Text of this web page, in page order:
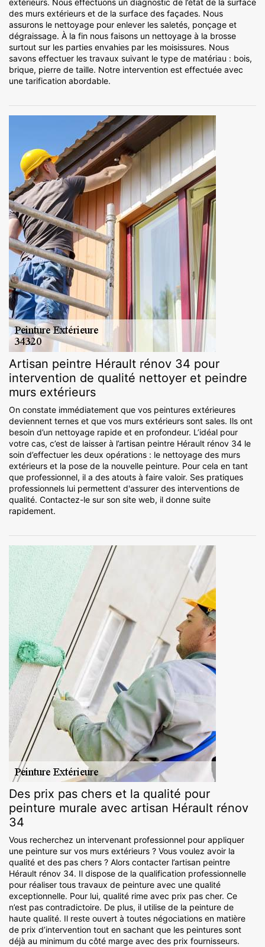
extérieurs. Nous effectuons un diagnostic de l’état de la surface
des murs extérieurs et de la surface des façades. Nous
assurons le nettoyage pour enlever les saletés, ponçage et
dégraissage. À la fin nous faisons un nettoyage à la brosse
surtout sur les parties envahies par les moisissures. Nous
savons effectuer les travaux suivant le type de matériau : bois,
brique, pierre de taille. Notre intervention est effectuée avec
une tarification abordable.
Artisan peintre Hérault rénov 34 pour
intervention de qualité nettoyer et peindre
murs extérieurs
On constate immédiatement que vos peintures extérieures
deviennent ternes et que vos murs extérieurs sont sales. Ils ont
besoin d’un nettoyage rapide et en profondeur. L’idéal pour
votre cas, c’est de laisser à l’artisan peintre Hérault rénov 34 le
soin d’effectuer les deux opérations : le nettoyage des murs
extérieurs et la pose de la nouvelle peinture. Pour cela en tant
que professionnel, il a des atouts à faire valoir. Ses pratiques
professionnels lui permettent d'assurer des interventions de
qualité. Contactez-le sur son site web, il donne suite
rapidement.
Des prix pas chers et la qualité pour
peinture murale avec artisan Hérault rénov
34
Vous recherchez un intervenant professionnel pour appliquer
une peinture sur vos murs extérieurs ? Vous voulez avoir la
qualité et des pas chers ? Alors contacter l’artisan peintre
Hérault rénov 34. Il dispose de la qualification professionnelle
pour réaliser tous travaux de peinture avec une qualité
exceptionnelle. Pour lui, qualité rime avec prix pas cher. Ce
n’est pas contradictoire. De plus, il utilise de la peinture de
haute qualité. Il reste ouvert à toutes négociations en matière
de prix d’intervention tout en sachant que les peintures sont
déjà au minimum du côté marge avec des prix fournisseurs.